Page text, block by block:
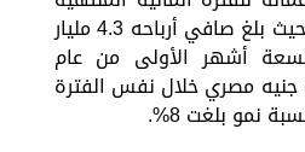
في 30 سبتمبر 2025، حيث بلغ صافي أرباحه 4.3 مليار
أشهر الأولى من عام
4 مليارات جنيه مصري خلال نفس الفترة